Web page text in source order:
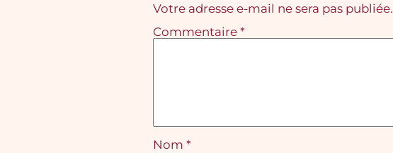
Votre adresse e-mail ne sera pas publiée.
Commentaire *
Nom *